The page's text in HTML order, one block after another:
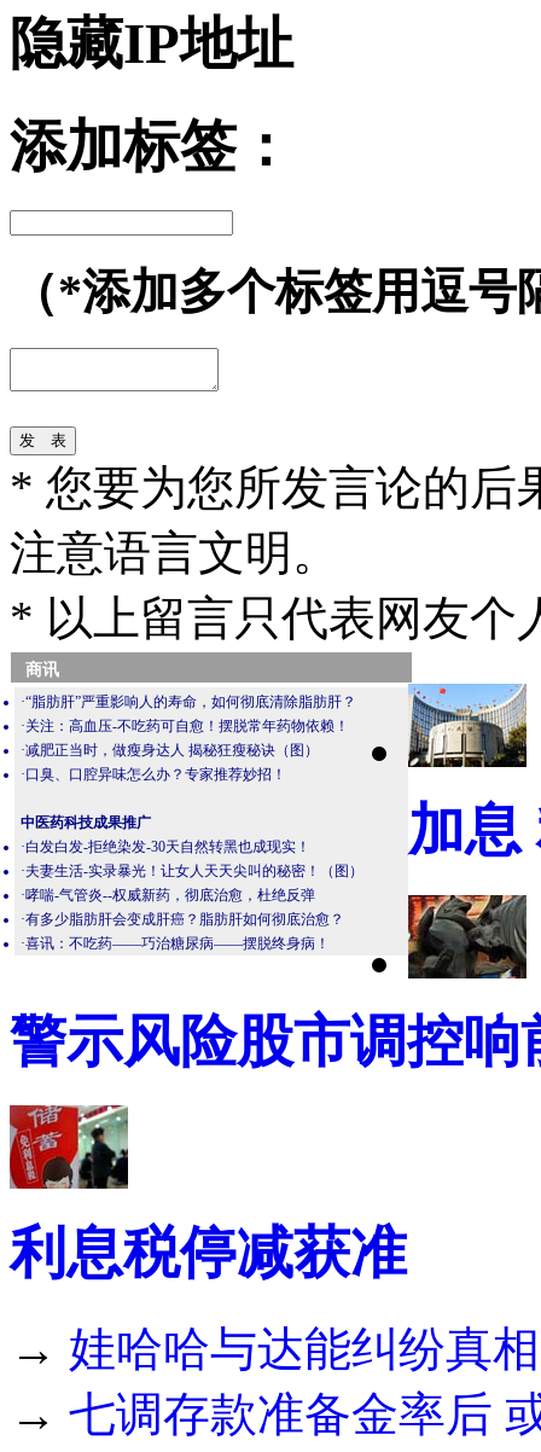
隐藏IP地址
添加标签：
（*添加多个标签用逗号
* 您要为您所发言论的后
注意语言文明。
* 以上留言只代表网友个
商讯
·“脂肪肝”严重影响人的寿命，如何彻底清除脂肪肝？
·关注：高血压-不吃药可自愈！摆脱常年药物依赖！
·减肥正当时，做瘦身达人 揭秘狂瘦秘诀（图）
·口臭、口腔异味怎么办？专家推荐妙招！
中医药科技成果推广
·白发白发-拒绝染发-30天自然转黑也成现实！
·夫妻生活-实录暴光！让女人天天尖叫的秘密！（图）
·哮喘-气管炎--权威新药，彻底治愈，杜绝反弹
·有多少脂肪肝会变成肝癌？脂肪肝如何彻底治愈？
·喜讯：不吃药——巧治糖尿病——摆脱终身病！
加息
警示风险股市调控响
利息税停减获准
→ 娃哈哈与达能纠纷真
→ 七调存款准备金率后